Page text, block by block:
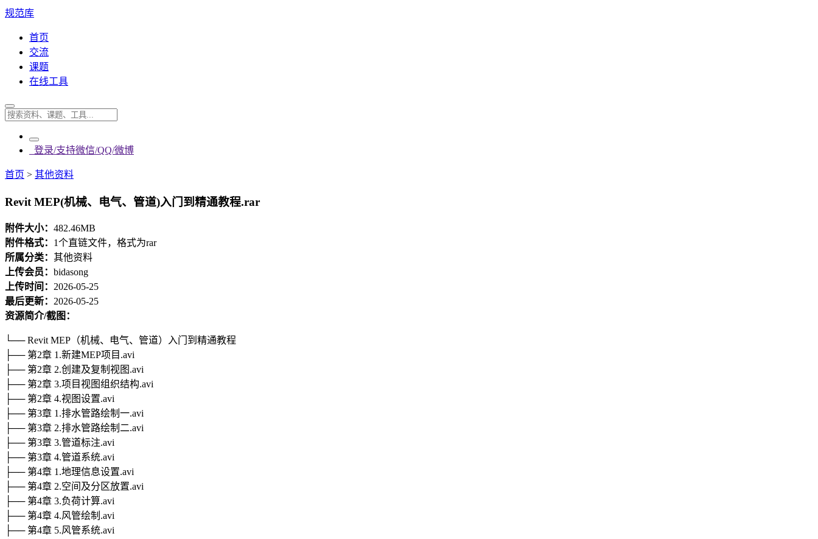
规范库
首页
交流
课题
在线工具
登录/支持微信/QQ/微博
首页 > 其他资料
Revit MEP(机械、电气、管道)入门到精通教程.rar
附件大小： 482.46MB
附件格式： 1个直链文件，格式为rar
所属分类： 其他资料
上传会员： bidasong
上传时间： 2026-05-25
最后更新： 2026-05-25
资源简介/截图：
└── Revit MEP（机械、电气、管道）入门到精通教程
├── 第2章 1.新建MEP项目.avi
├── 第2章 2.创建及复制视图.avi
├── 第2章 3.项目视图组织结构.avi
├── 第2章 4.视图设置.avi
├── 第3章 1.排水管路绘制一.avi
├── 第3章 2.排水管路绘制二.avi
├── 第3章 3.管道标注.avi
├── 第3章 4.管道系统.avi
├── 第4章 1.地理信息设置.avi
├── 第4章 2.空间及分区放置.avi
├── 第4章 3.负荷计算.avi
├── 第4章 4.风管绘制.avi
├── 第4章 5.风管系统.avi